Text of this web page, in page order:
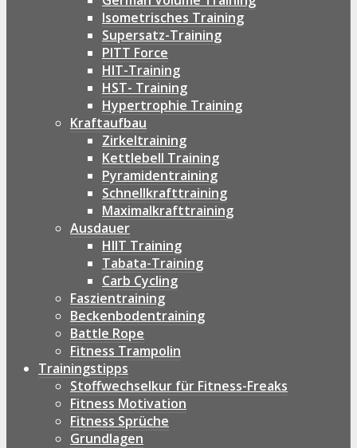
Isometrisches Training
Supersatz-Training
PITT Force
HIT-Training
HST- Training
Hypertrophie Training
Kraftaufbau
Zirkeltraining
Kettlebell Training
Pyramidentraining
Schnellkrafttraining
Maximalkrafttraining
Ausdauer
HIIT Training
Tabata-Training
Carb Cycling
Faszientraining
Beckenbodentraining
Battle Rope
Fitness Trampolin
Trainingstipps
Stoffwechselkur für Fitness-Freaks
Fitness Motivation
Fitness Sprüche
Grundlagen